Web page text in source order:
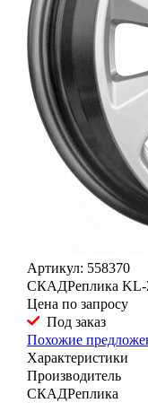
Артикул: 558370
СКАДРеплика KL-
Цена по запросу
Под заказ
Похожие
Характеристики
Производитель
СКАДРеплика